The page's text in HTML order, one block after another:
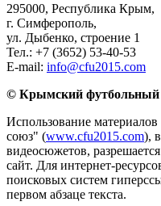
295000, Республика Крым,
г. Симферополь,
ул. Дыбенко, строение 1
Тел.: +7 (3652) 53-40-53
E-mail: info@cfu2015.com
© Крымский футбольный
Использование
союз" (www.cfu2015.com),
видеосюжетов,
сайт. Для интернет-
поисковых систем
первом абзаце текста.